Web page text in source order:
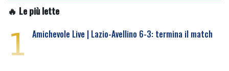
🔥 Le più lette
1 Amichevole Live | Lazio-Avellino 6-3: termina il match